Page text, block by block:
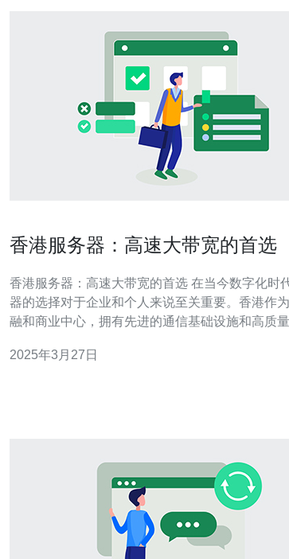
香港服务器：高速大带宽的首选
香港服务器：高速大带宽的首选 在当今数字化时代，服务
器的选择对于企业和个人来说至关重要。香港作
融和商业中心，拥有先进的通信基础设施和高质
为何香港服务器是高速大带宽的首选，并介绍一些
2025年3月27日